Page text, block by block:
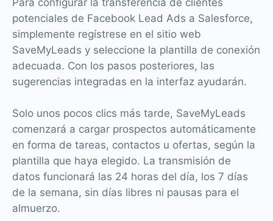
Para configurar la transferencia de clientes
potenciales de Facebook Lead Ads a Salesforce,
simplemente regístrese en el sitio web
SaveMyLeads y seleccione la plantilla de conexión
adecuada. Con los pasos posteriores, las
sugerencias integradas en la interfaz ayudarán.
Solo unos pocos clics más tarde, SaveMyLeads
comenzará a cargar prospectos automáticamente
en forma de tareas, contactos u ofertas, según la
plantilla que haya elegido. La transmisión de
datos funcionará las 24 horas del día, los 7 días
de la semana, sin días libres ni pausas para el
almuerzo.